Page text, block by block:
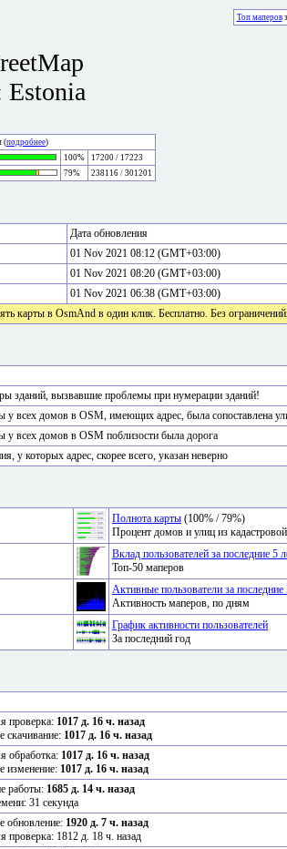
Estonia
(подробнее)
100%
17200 / 17223
79% 238116 / 301201
Топ маперов
Дата обновления
01 Nov 2021 08:12 (GMT+03:00)
01 Nov 2021 08:20 (GMT+03:00)
01 Nov 2021 06:38 (GMT+03:00)
карты в OsmAnd в один клик. Бесплатно. Без ограничений.
зданий, вызвавшие проблемы при нумерации зданий!
у всех домов в OSM, имеющих адрес, была сопоставлена
у всех домов в OSM поблизости была дорога
у которых адрес, скорее всего, указан неверно
Полнота карты (100% / 79%)
Процент домов и улиц из
Вклад пользователей за последние 5
Топ-50 маперов
Активные пользователи за последние
Активность маперов, по дням
График активности пользователей
За последний год
проверка: 1017 д. 16 ч. назад
скачивание: 1017 д. 16 ч. назад
обработка: 1017 д. 16 ч. назад
изменение: 1017 д. 16 ч. назад
работы: 1685 д. 14 ч. назад
31 секунда
обновление: 1920 д. 7 ч. назад
проверка: 1812 д. 18 ч. назад